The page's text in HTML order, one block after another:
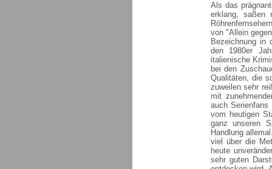
Als das
erklang, saßen
von "Allein
Bezeichnung in
den 1980er
italienische
bei den
Qualitäten, die
zuweilen sehr
mit
auch
vom heutigen
ganz unseren
Handlung
viel über die
heute
sehr guten